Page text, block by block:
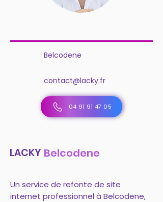
Belcodene
contact@lacky.fr
04 91 91 47 05
LACKY Belcodene
Un service de refonte de site
internet professionnel à Belcodene,